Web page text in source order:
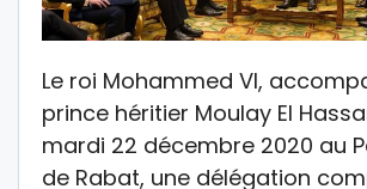
Le roi Mohammed VI,
prince héritier Moulay El
mardi 22 décembre 2020 au
de Rabat, une délégation